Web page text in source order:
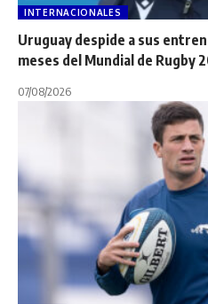
INTERNACIONALES
Uruguay despide a sus
meses del Mundial de Rugby
07/08/2026